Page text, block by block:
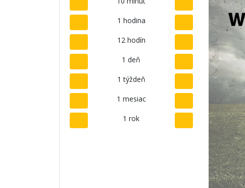
1 hodina
12 hodín
1 deň
1 týždeň
1 mesiac
1 rok